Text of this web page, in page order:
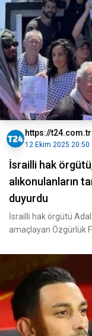
https://t24.com.tr
12 Ekim 2025 20:50
İsrailli hak
alıkonulanların
duyurdu
İsrailli hak örgütü
amaçlayan Özgürlük